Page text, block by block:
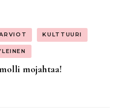
KULTTUURI
mojahtaa!